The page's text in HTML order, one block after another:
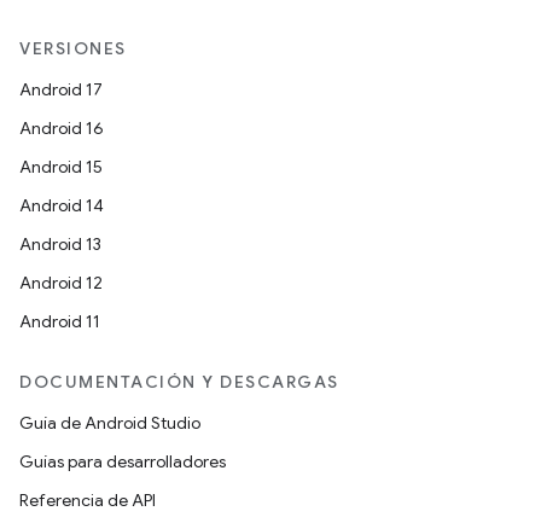
VERSIONES
Android 17
Android 16
Android 15
Android 14
Android 13
Android 12
Android 11
DOCUMENTACIÓN Y DESCARGAS
Guía de Android Studio
Guías para desarrolladores
Referencia de API